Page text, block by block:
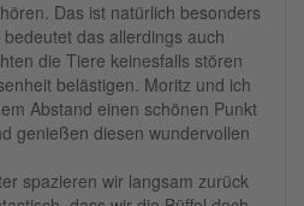
Das ist natürlich besonders
das allerdings auch
die Tiere keinesfalls stören
belästigen. Moritz und ich
Abstand einen schönen Punkt
genießen diesen wundervollen
spazieren wir langsam zurück